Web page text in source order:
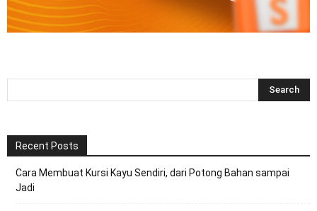
Recent Posts
Cara Membuat Kursi Kayu Sendiri, dari Potong Bahan sampai
Jadi